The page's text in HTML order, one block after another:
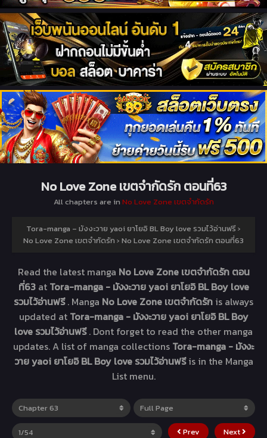
No Love Zone เขตจำกัดรัก ตอนที่63
All chapters are in No Love Zone เขตจำกัดรัก
Tora-manga – มังงะวาย yaoi ยาโยอิ BL Boy love รวมไว้อ่านฟรี ›
No Love Zone เขตจำกัดรัก › No Love Zone เขตจำกัดรัก ตอนที่63
Read the latest manga No Love Zone เขตจำกัดรัก ตอน
ที่63 at Tora-manga - มังงะวาย yaoi ยาโยอิ BL Boy love
รวมไว้อ่านฟรี. Manga No Love Zone เขตจำกัดรัก is always
updated at Tora-manga - มังงะวาย yaoi ยาโยอิ BL Boy
love รวมไว้อ่านฟรี. Dont forget to read the other manga
updates. A list of manga collections Tora-manga - มังงะ
วาย yaoi ยาโยอิ BL Boy love รวมไว้อ่านฟรีis in the Manga
List menu.
Prev Next